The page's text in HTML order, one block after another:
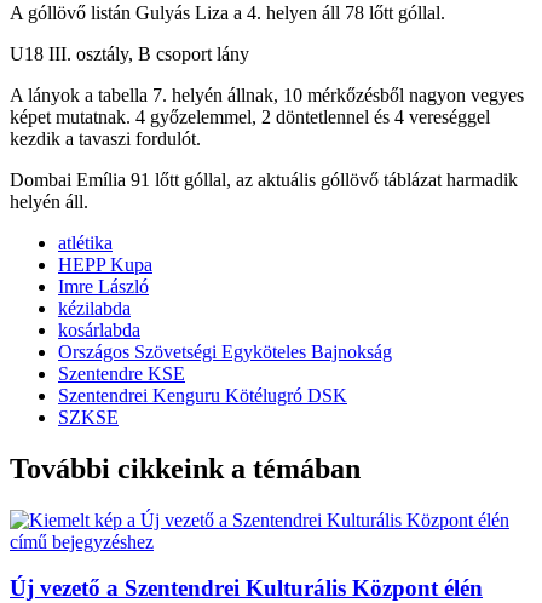
A góllövő listán Gulyás Liza a 4. helyen áll 78 lőtt góllal.
U18 III. osztály, B csoport lány
A lányok a tabella 7. helyén állnak, 10 mérkőzésből nagyon vegyes
képet mutatnak. 4 győzelemmel, 2 döntetlennel és 4 vereséggel
kezdik a tavaszi fordulót.
Dombai Emília 91 lőtt góllal, az aktuális góllövő táblázat harmadik
helyén áll.
atlétika
HEPP Kupa
Imre László
kézilabda
kosárlabda
Országos Szövetségi Egyköteles Bajnokság
Szentendre KSE
Szentendrei Kenguru Kötélugró DSK
SZKSE
További cikkeink a témában
Új vezető a Szentendrei Kulturális Központ élén